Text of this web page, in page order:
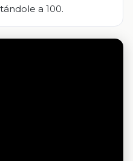
a 100.